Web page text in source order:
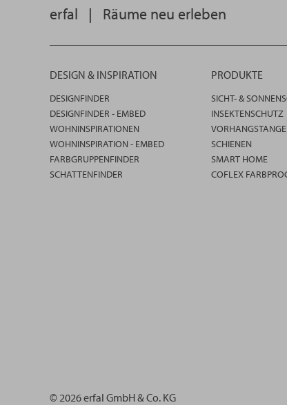
erfal | Räume neu erleben
DESIGN & INSPIRATION
DESIGNFINDER
DESIGNFINDER - EMBED
WOHNINSPIRATIONEN
WOHNINSPIRATION - EMBED
FARBGRUPPENFINDER
SCHATTENFINDER
PRODUKTE
SICHT- &
INSEKTENSCHUTZ
SCHIENEN
SMART HOME
COFLEX
© 2026 erfal GmbH & Co. KG